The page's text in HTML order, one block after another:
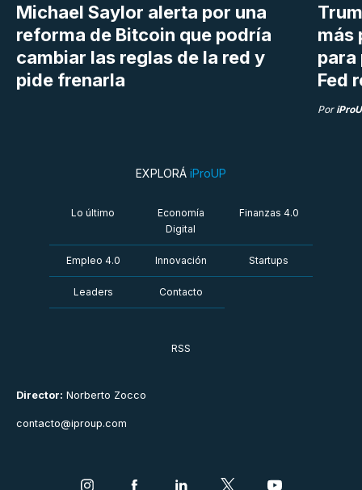
Michael Saylor alerta por una
reforma de Bitcoin que podría
cambiar las reglas de la red y
pide frenarla
más
para
Fed
Por
Director: Norberto Zocco
contacto@iproup.com
EXPLORÁ iProUP
Lo último
Economía
Digital
Finanzas 4.0
Empleo 4.0 Innovación Startups
Leaders Contacto
RSS